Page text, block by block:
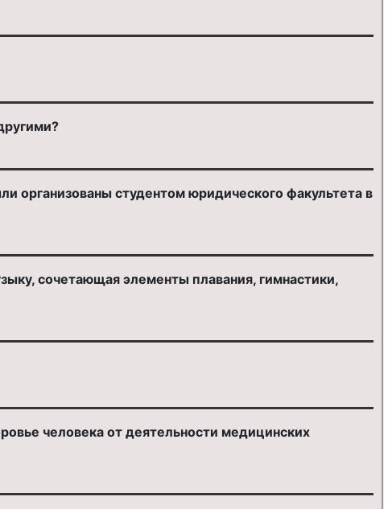
организованы студентом юридического факультета в
сочетающая элементы плавания, гимнастики,
человека от деятельности медицинских